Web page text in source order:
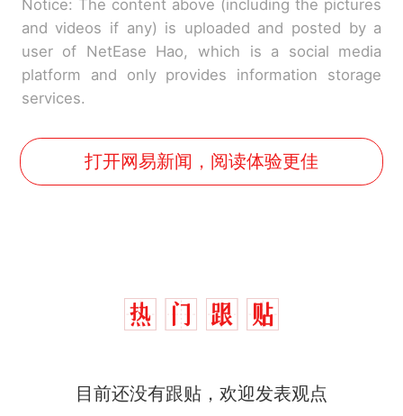
Notice: The content above (including the pictures
and videos if any) is uploaded and posted by a
user of NetEase Hao, which is a social media
platform and only provides information storage
services.
打开网易新闻，阅读体验更佳
目前还没有跟贴，欢迎发表观点